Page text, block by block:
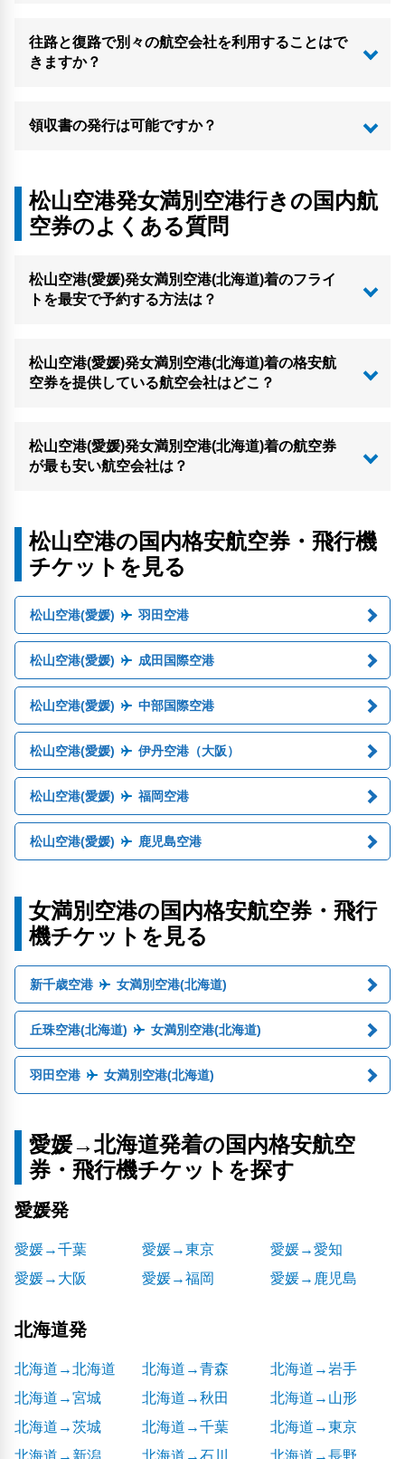
往路と復路で別々の航空会社を利用することはで
きますか？
領収書の発行は可能ですか？
松山空港発女満別空港行きの国内航
空券のよくある質問
松山空港(愛媛)発女満別空港(北海道)着のフライ
トを最安で予約する方法は？
松山空港(愛媛)発女満別空港(北海道)着の格安航
空券を提供している航空会社はどこ？
松山空港(愛媛)発女満別空港(北海道)着の航空券
が最も安い航空会社は？
松山空港の国内格安航空券・飛行機
チケットを見る
松山空港(愛媛) 羽田空港
松山空港(愛媛) 成田国際空港
松山空港(愛媛) 中部国際空港
松山空港(愛媛) 伊丹空港（大阪）
松山空港(愛媛) 福岡空港
松山空港(愛媛) 鹿児島空港
女満別空港の国内格安航空券・飛行
機チケットを見る
新千歳空港 女満別空港(北海道)
丘珠空港(北海道) 女満別空港(北海道)
羽田空港 女満別空港(北海道)
愛媛→北海道発着の国内格安航空
券・飛行機チケットを探す
愛媛発
愛媛→千葉 愛媛→東京
愛媛→愛知
愛媛→大阪
愛媛→福岡 愛媛→鹿児島
北海道発
北海道→北海道 北海道→青森
北海道→岩手
北海道→宮城
北海道→秋田
北海道→山形
北海道→茨城
北海道→千葉
北海道→東京